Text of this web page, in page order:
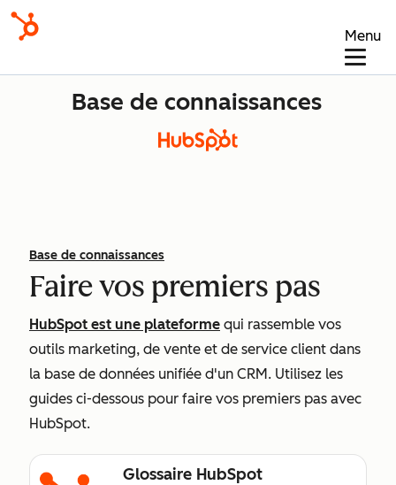
Menu
Base de connaissances
Base de connaissances
Faire vos premiers pas
HubSpot est une plateforme qui rassemble vos
outils marketing, de vente et de service client dans
la base de données unifiée d'un CRM. Utilisez les
guides ci-dessous pour faire vos premiers pas avec
HubSpot.
Glossaire HubSpot